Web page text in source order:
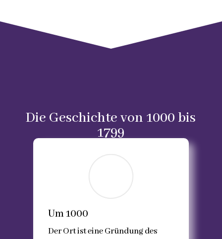
Die Geschichte von 1000 bis
1799
Um 1000
Der Ort ist eine Gründung des